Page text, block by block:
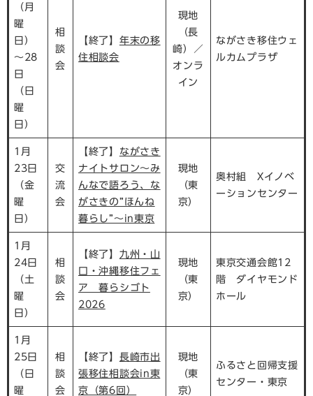
（月
曜
日）
～28
日
（日
曜
日）
相
談
会
【終了】 年末の移
住相談会
現地
（長
崎）／
オンラ
イン
ながさき移住ウェ
ルカムプラザ
1月
23日
（金
曜
日）
交
流
会
【終了】 ながさき
ナイトサロン～み
んなで語ろう、な
がさきの”ほんね
暮らし”～in東京
現地
（東
京）
奥村組 Xイノベ
ーションセンター
1月
24日
（土
曜
日）
相
談
会
【終了】 九州・山
口・沖縄移住フェ
ア 暮らシゴト
2026
現地
（東
京）
東京交通会館12
階 ダイヤモンド
ホール
1月
25日
（日
曜
相
談
会
【終了】 長崎市出
張移住相談会in東
京（第6回）
現地
（東
京）
ふるさと回帰支援
センター・東京